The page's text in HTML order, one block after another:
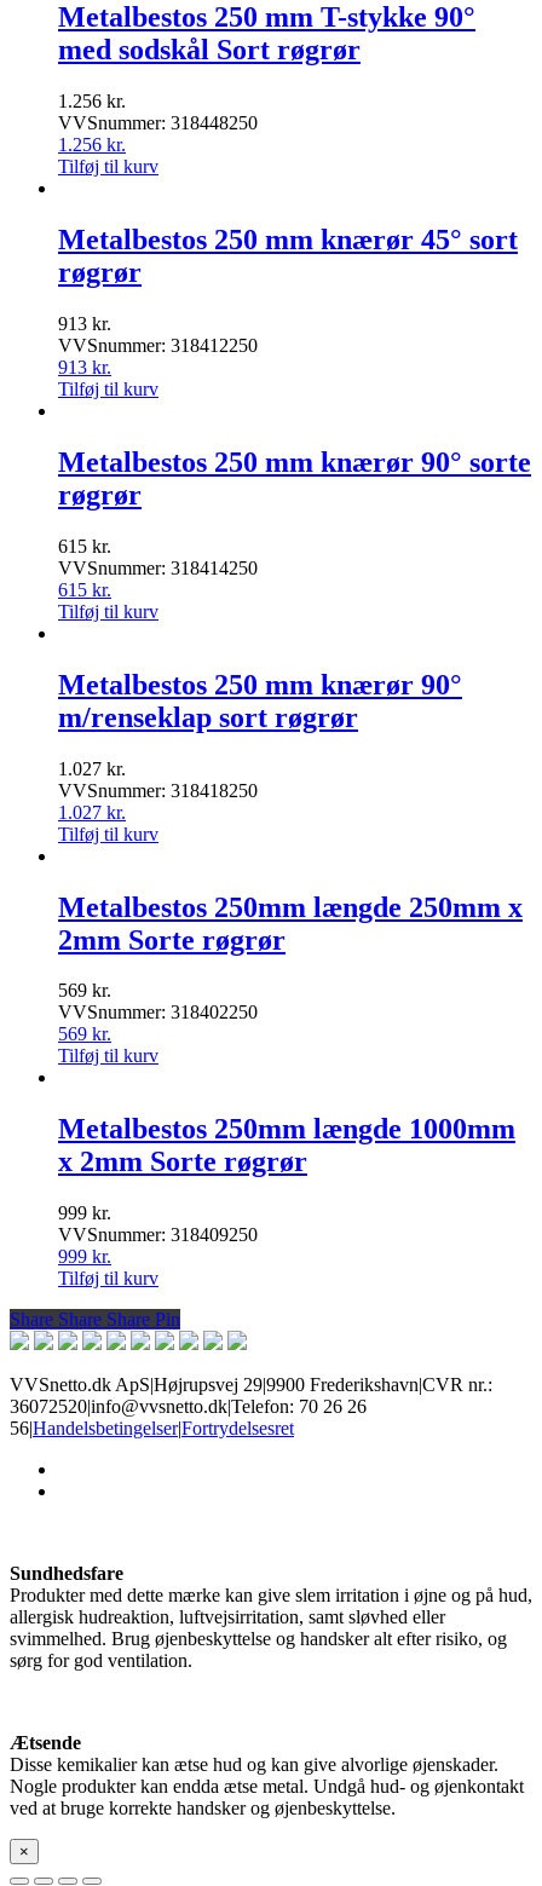
Metalbestos 250 mm T-stykke 90°
med sodskål Sort røgrør
1.256 kr.
VVSnummer: 318448250
1.256 kr.
Tilføj til kurv
Metalbestos 250 mm knærør 45° sort
røgrør
913 kr.
VVSnummer: 318412250
913 kr.
Tilføj til kurv
Metalbestos 250 mm knærør 90° sorte
røgrør
615 kr.
VVSnummer: 318414250
615 kr.
Tilføj til kurv
Metalbestos 250 mm knærør 90°
m/renseklap sort røgrør
1.027 kr.
VVSnummer: 318418250
1.027 kr.
Tilføj til kurv
Metalbestos 250mm længde 250mm x
2mm Sorte røgrør
569 kr.
VVSnummer: 318402250
569 kr.
Tilføj til kurv
Metalbestos 250mm længde 1000mm
x 2mm Sorte røgrør
999 kr.
VVSnummer: 318409250
999 kr.
Tilføj til kurv
Share
Share Share Share Pin
VVSnetto.dk ApS|Højrupsvej 29|9900 Frederikshavn|CVR nr.:
36072520|info@vvsnetto.dk|Telefon: 70 26 26
56|Handelsbetingelser|Fortrydelsesret
Sundhedsfare
Produkter med dette mærke kan give slem irritation i øjne og på hud,
allergisk hudreaktion, luftvejsirritation, samt sløvhed eller
svimmelhed. Brug øjenbeskyttelse og handsker alt efter risiko, og
sørg for god ventilation.
Ætsende
Disse kemikalier kan ætse hud og kan give alvorlige øjenskader.
Nogle produkter kan endda ætse metal. Undgå hud- og øjenkontakt
ved at bruge korrekte handsker og øjenbeskyttelse.
×